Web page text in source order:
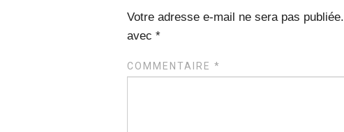
Votre adresse e-mail ne sera pas publiée.
avec *
COMMENTAIRE *